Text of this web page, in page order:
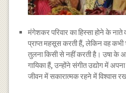
मंगेशकर परिवार का हिस्सा होने के
प्राप्त महसूस करती हैं, लेकिन वह
तुलना किसी से नहीं करती है। उषा के
गायिका हैं, उन्होंने संगीत उद्योग में
जीवन में सकारात्मक रहने में विश्वास